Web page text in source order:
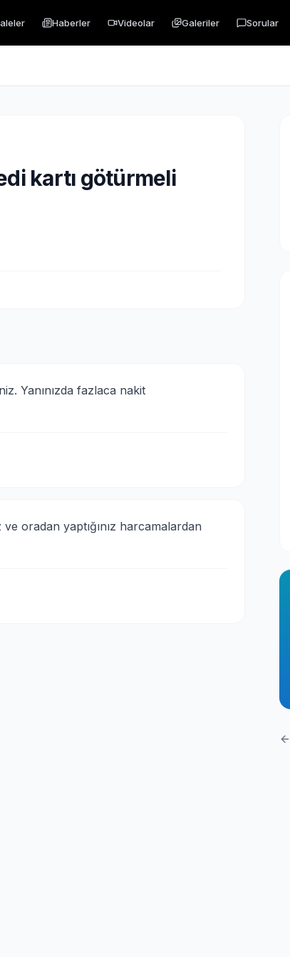
Haberler Videolar Galeriler Sorular
kartı götürmeli
Yanınızda fazlaca nakit
oradan yaptığınız harcamalardan